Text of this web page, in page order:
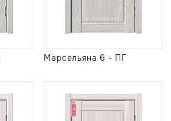
Марсельяна 6 - ПГ